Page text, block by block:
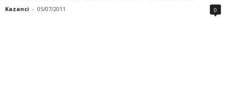
Kazanci - 05/07/2011 0